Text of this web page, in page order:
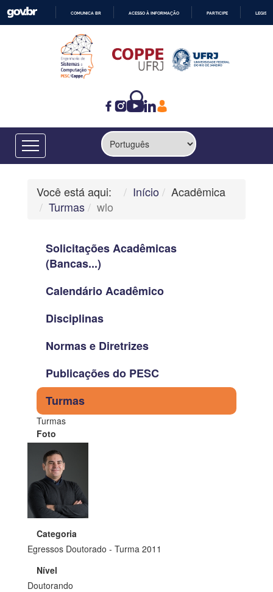
CONTEÚDO
COMUNICA BR ACESSO À INFORMAÇÃO PARTICIPE
Você está aqui: Início
Acadêmica
Turmas
wlo
Solicitações Acadêmicas
(Bancas...)
Calendário Acadêmico
Disciplinas
Normas e Diretrizes
Publicações do PESC
Turmas
Turmas
Foto
Categoria
Egressos Doutorado - Turma 2011
Nível
Doutorando